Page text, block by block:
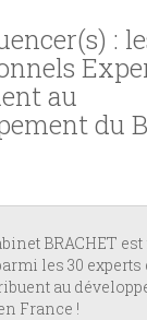
:
au
du
BRACHET est
les 30 experts
au
France !